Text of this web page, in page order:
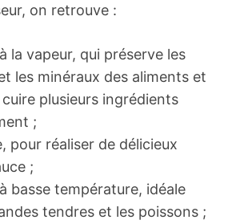
on retrouve :
la vapeur, qui préserve les
les minéraux des aliments et
plusieurs ingrédients
;
pour réaliser de délicieux
;
basse température, idéale
tendres et les poissons ;